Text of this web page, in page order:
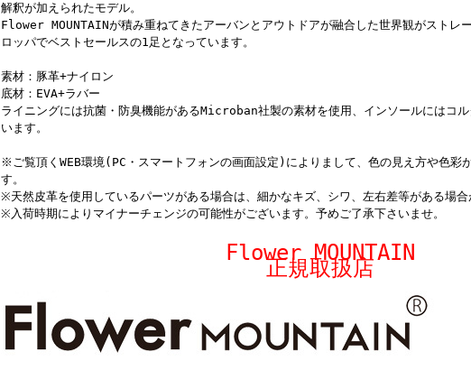
解釈が加えられたモデル。
Flower MOUNTAINが積み重ねてきたアーバンとアウトドアが融合した世界観がストレ
ロッパでベストセールスの1足となっています。
素材：豚革+ナイロン
底材：EVA+ラバー
ライニングには抗菌・防臭機能があるMicroban社製の素材を使用、インソールにはコ
います。
※ご覧頂くWEB環境(PC・スマートフォンの画面設定)によりまして、色の見え方や色彩
す。
※天然皮革を使用しているパーツがある場合は、細かなキズ、シワ、左右差等がある場合
※入荷時期によりマイナーチェンジの可能性がございます。予めご了承下さいませ。
Flower MOUNTAIN
正規取扱店